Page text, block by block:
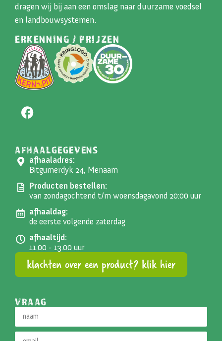
dragen wij bij aan een omslag naar duurzame voedsel
en landbouwsystemen.
ERKENNING / PRIJZEN
AFHAALGEGEVENS
afhaaladres:
Bitgumerdyk 24, Menaam
Producten bestellen:
van zondagochtend t/m woensdagavond 20:00 uur
afhaaldag:
de eerste volgende zaterdag
afhaaltijd:
11.00 - 13.00 uur
klachten over een product? klik hier
VRAAG